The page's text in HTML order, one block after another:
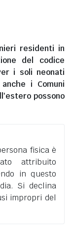
residenti in
del codice
i soli neonati
i Comuni
possono
fisica è
attribuito
in questo
Si declina
impropri del